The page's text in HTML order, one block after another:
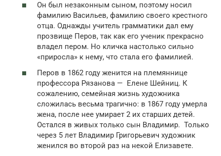
Он был незаконным сыном, поэтому носил
фамилию Васильев, фамилию своего крестного
отца. Однажды учитель грамматики дал ему
прозвище Перов, так как его ученик прекрасно
владел пером. Но кличка настолько сильно
«приросла» к нему, что стала его фамилией.
Перов в 1862 году женится на племяннице
профессора Рязанова — Елене Шейниц. К
сожалению, семейная жизнь художника
сложилась весьма трагично: в 1867 году умерла
жена, после нее умирает 2 их старших детей.
Остался в живых только сын Владимир. Только
через 5 лет Владимир Григорьевич художник
женился во второй раз на некой Елизавете.